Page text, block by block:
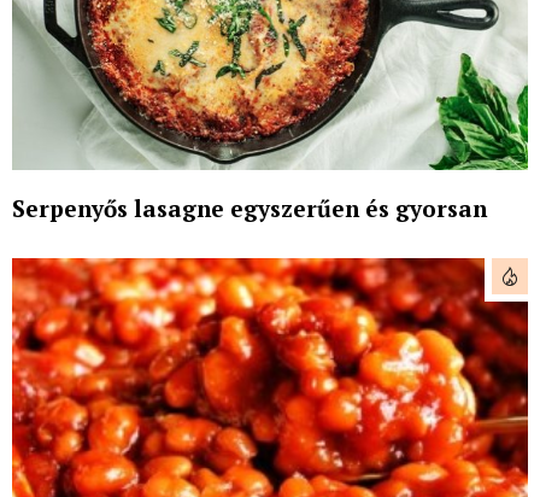
Serpenyős lasagne egyszerűen és gyorsan